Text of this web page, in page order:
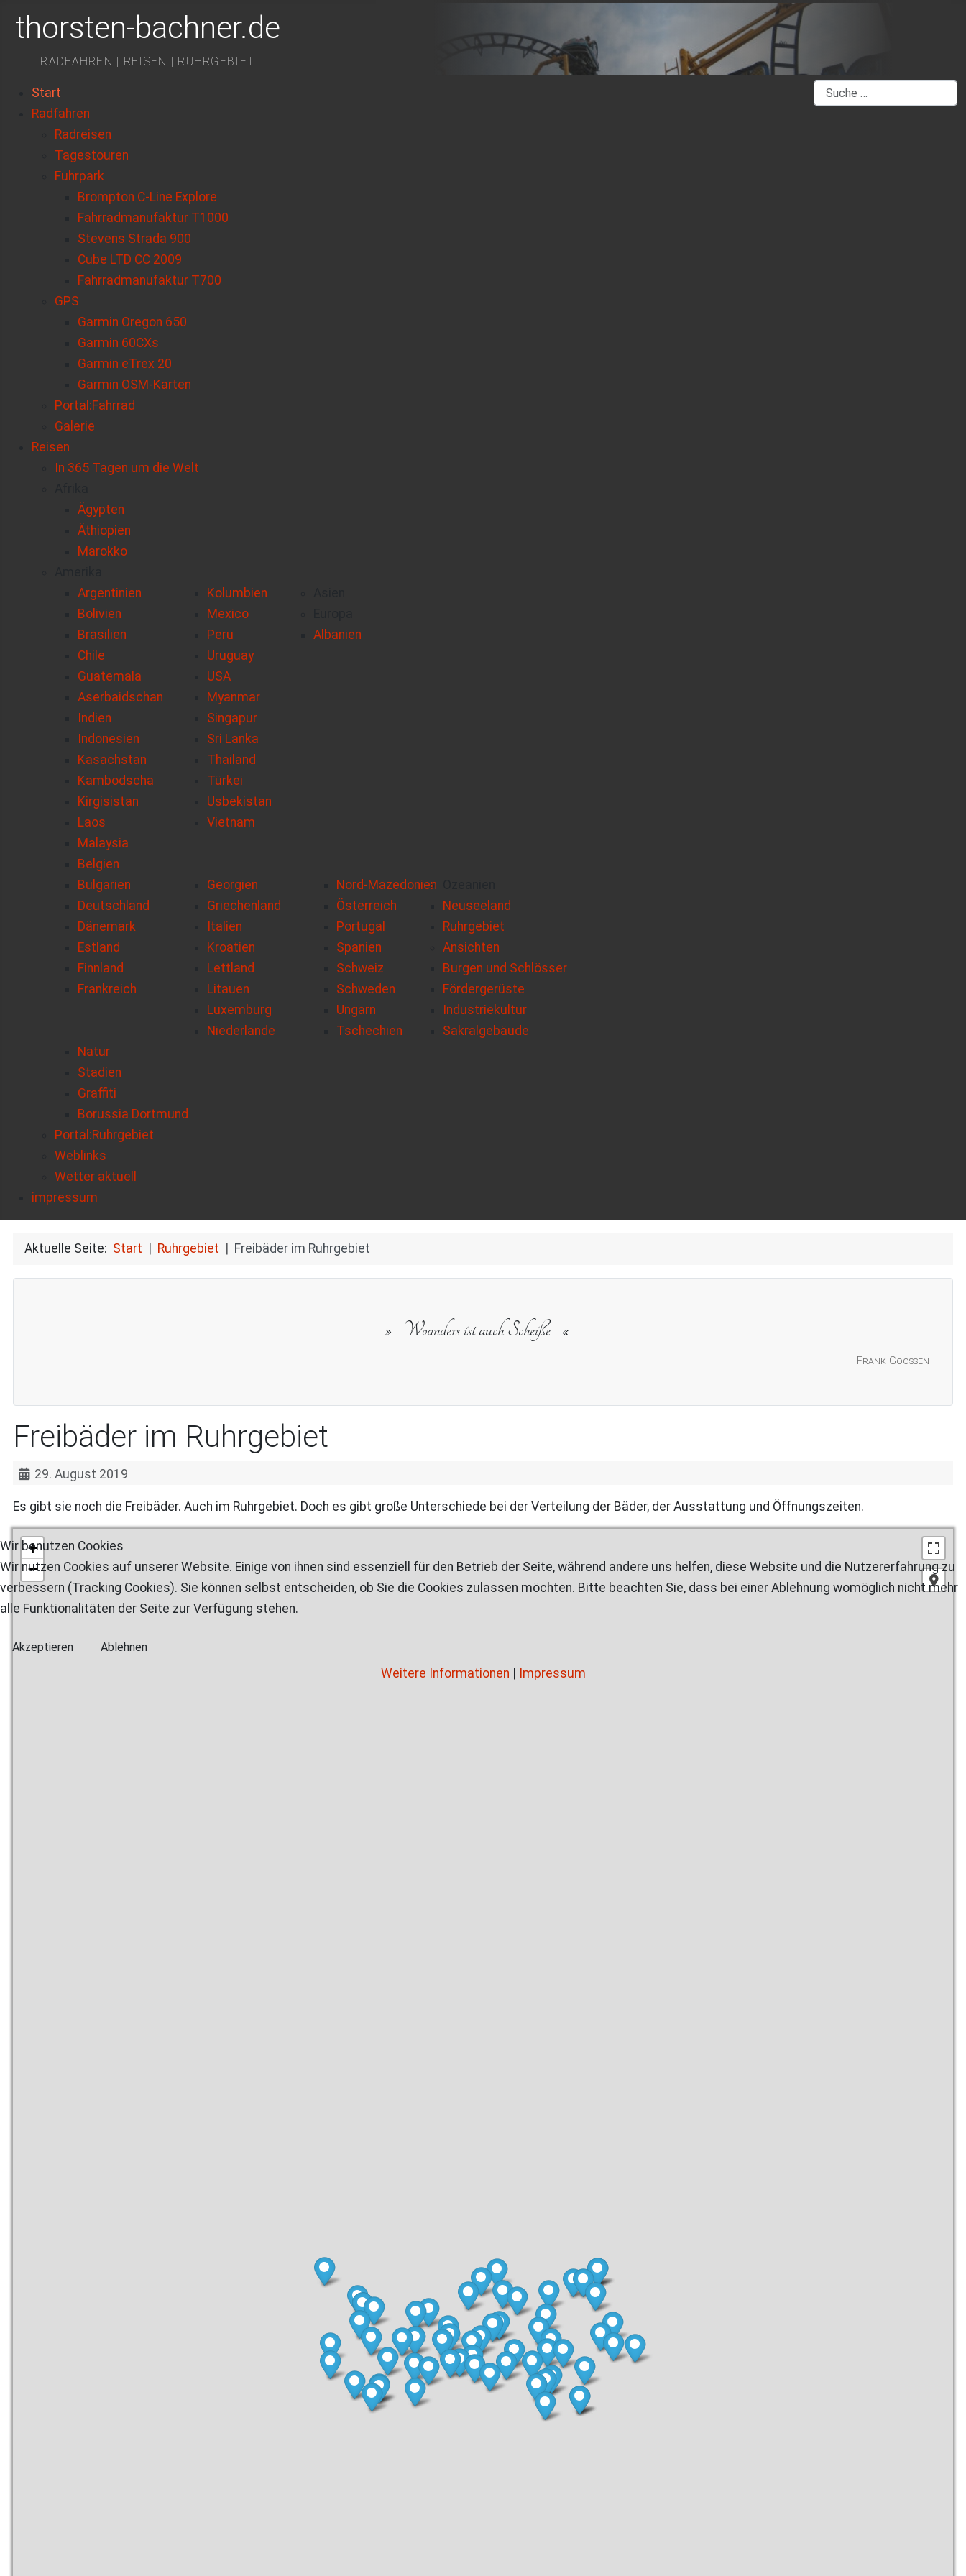
thorsten-bachner.de
RADFAHREN | REISEN | RUHRGEBIET
Start
Radfahren
Radreisen
Tagestouren
Fuhrpark
Brompton C-Line Explore
Fahrradmanufaktur T1000
Stevens Strada 900
Cube LTD CC 2009
Fahrradmanufaktur T700
GPS
Garmin Oregon 650
Garmin 60CXs
Garmin eTrex 20
Garmin OSM-Karten
Portal:Fahrrad
Galerie
Reisen
In 365 Tagen um die Welt
Ägypten
Äthiopien
Marokko
Argentinien
Bolivien
Brasilien
Chile
Guatemala
Kolumbien
Mexico
Peru
Uruguay
USA
Aserbaidschan
Indien
Indonesien
Kasachstan
Kambodscha
Kirgisistan
Laos
Malaysia
Myanmar
Singapur
Sri Lanka
Thailand
Türkei
Usbekistan
Vietnam
Albanien
Belgien
Bulgarien
Deutschland
Dänemark
Estland
Finnland
Frankreich
Georgien
Griechenland
Italien
Kroatien
Lettland
Litauen
Luxemburg
Niederlande
Nord-Mazedonien
Österreich
Portugal
Spanien
Schweiz
Schweden
Ungarn
Tschechien
Neuseeland
Ruhrgebiet
Ansichten
Burgen und Schlösser
Fördergerüste
Industriekultur
Sakralgebäude
Natur
Stadien
Graffiti
Borussia Dortmund
Portal:Ruhrgebiet
Weblinks
Wetter aktuell
impressum
Suchen
Aktuelle Seite: Start Ruhrgebiet Freibäder im Ruhrgebiet
Frank Goossen
Woanders ist auch Scheiße
Freibäder im Ruhrgebiet
29. August 2019
Es gibt sie noch die Freibäder. Auch im Ruhrgebiet. Doch es gibt große Unterschiede bei der Verteilung der Bäder, der Ausstattung und Öffnungszeiten.
+
−
Wir benutzen Cookies
Wir nutzen Cookies auf unserer Website. Einige von ihnen sind essenziell für den Betrieb der Seite, während andere uns helfen, diese Website und die Nutzererfahrung zu
verbessern (Tracking Cookies). Sie können selbst entscheiden, ob Sie die Cookies zulassen möchten. Bitte beachten Sie, dass bei einer Ablehnung womöglich nicht mehr
alle Funktionalitäten der Seite zur Verfügung stehen.
Akzeptieren Ablehnen
Weitere Informationen Impressum